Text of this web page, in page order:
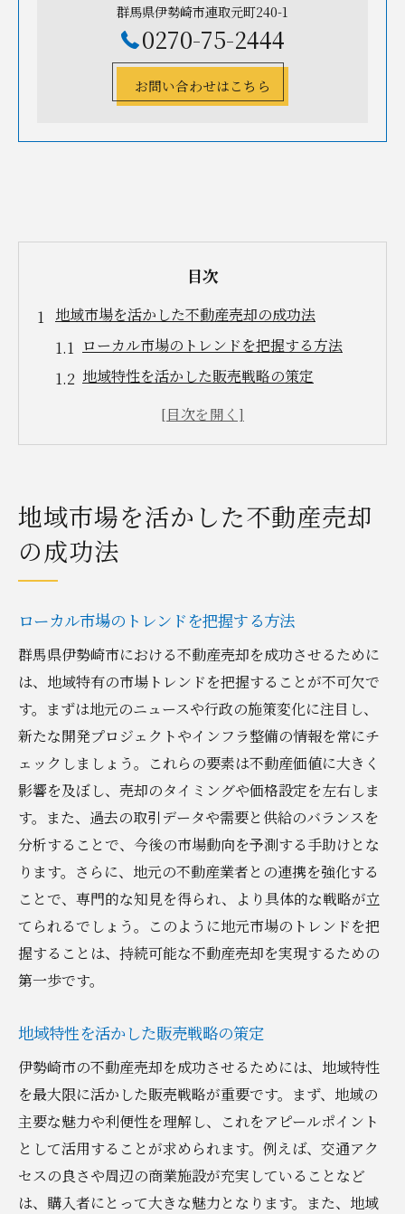
群馬県伊勢崎市連取元町240-1
0270-75-2444
お問い合わせはこちら
目次
地域市場を活かした不動産売却の成功法
ローカル市場のトレンドを把握する方法
地域特性を活かした販売戦略の策定
地元不動産会社との連携の重要性
伊勢崎市での持続可能な不動産売却とは
持続可能な不動産売却の定義
持続可能な開発目標（SDGs）と不動産売却
地域経済への貢献を考慮した売却
エネルギー効率を向上させるリノベーショ
ン
持続可能性を訴求するマーケティング手法
地元特有の市場動向を理解し不動産売却を成功
させる
伊勢崎市の住宅市場分析
地元経済状況の変化と影響
需要と供給のバランスを見極める
価格設定の重要性と地域相場
地元住民の購買動機を探る
地域固有の不動産トレンドの把握
方法
環境に優しい住宅の特徴をアピール
エコフレンドリーな設備の導入
環境配慮を重視した売却メッセージ
持続可能なライフスタイルの提案
環境認証を取得するメリット
地域市場を活かした不動産売却
の成功法
ローカル市場のトレンドを把握する方法
群馬県伊勢崎市における不動産売却を成功させるために
は、地域特有の市場トレンドを把握することが不可欠で
す。まずは地元のニュースや行政の施策変化に注目し、
新たな開発プロジェクトやインフラ整備の情報を常にチ
ェックしましょう。これらの要素は不動産価値に大きく
影響を及ぼし、売却のタイミングや価格設定を左右しま
す。また、過去の取引データや需要と供給のバランスを
分析することで、今後の市場動向を予測する手助けとな
ります。さらに、地元の不動産業者との連携を強化する
ことで、専門的な知見を得られ、より具体的な戦略が立
てられるでしょう。このように地元市場のトレンドを把
握することは、持続可能な不動産売却を実現するための
第一歩です。
地域特性を活かした販売戦略の策定
伊勢崎市の不動産売却を成功させるためには、地域特性
を最大限に活かした販売戦略が重要です。まず、地域の
主要な魅力や利便性を理解し、これをアピールポイント
として活用することが求められます。例えば、交通アク
セスの良さや周辺の商業施設が充実していることなど
は、購入者にとって大きな魅力となります。また、地域